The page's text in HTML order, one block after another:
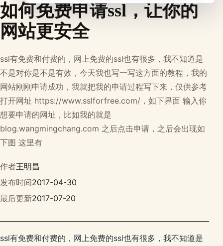
如何免费申请ssl，让你的
网站更安全
ssl有免费和付费的，网上免费的ssl也有很多，我不知道是
不是对你是不是有效，今天我也写一写这方面的教程，我的
网站刚刚申请成功，我就把我的申请过程写下来，仅供参考
打开网址 https://www.sslforfree.com/，如下界面 输入你
想要申请的网址，比如我的就是
blog.wangmingchang.com 之后点击申请，之后会出现如
下图 这里有
作者王明昌
发布时间2017-04-30
最后更新2017-07-20
ssl有免费和付费的，网上免费的ssl也有很多，我不知道是